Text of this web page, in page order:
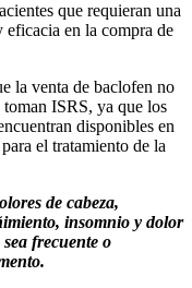
que requieran una
eficacia en la compra de
la venta de baclofen no
ISRS, ya que los
disponibles en
el tratamiento de la
de cabeza,
insomnio y dolor
frecuente o